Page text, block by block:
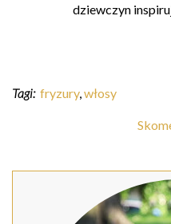
dziewczyn
Tagi: fryzury,włosy